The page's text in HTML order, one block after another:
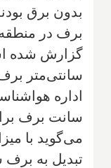
بدون برق
برف در
سانتی‌متر
سانت برف
می‌گوید با
تبدیل به